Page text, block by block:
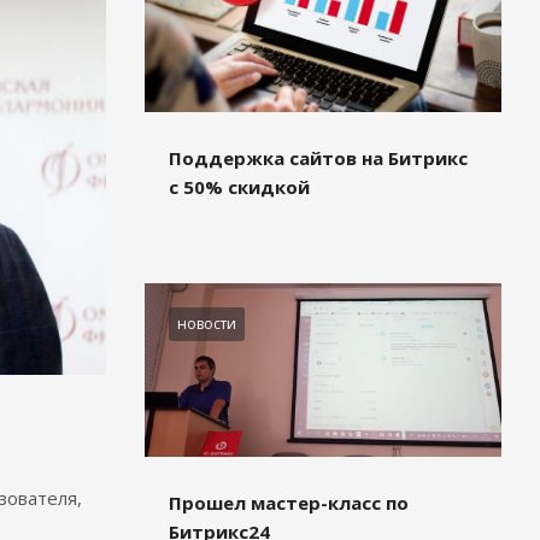
Поддержка сайтов на Битрикс
с 50% скидкой
новости
Прошел мастер-класс по
Битрикс24